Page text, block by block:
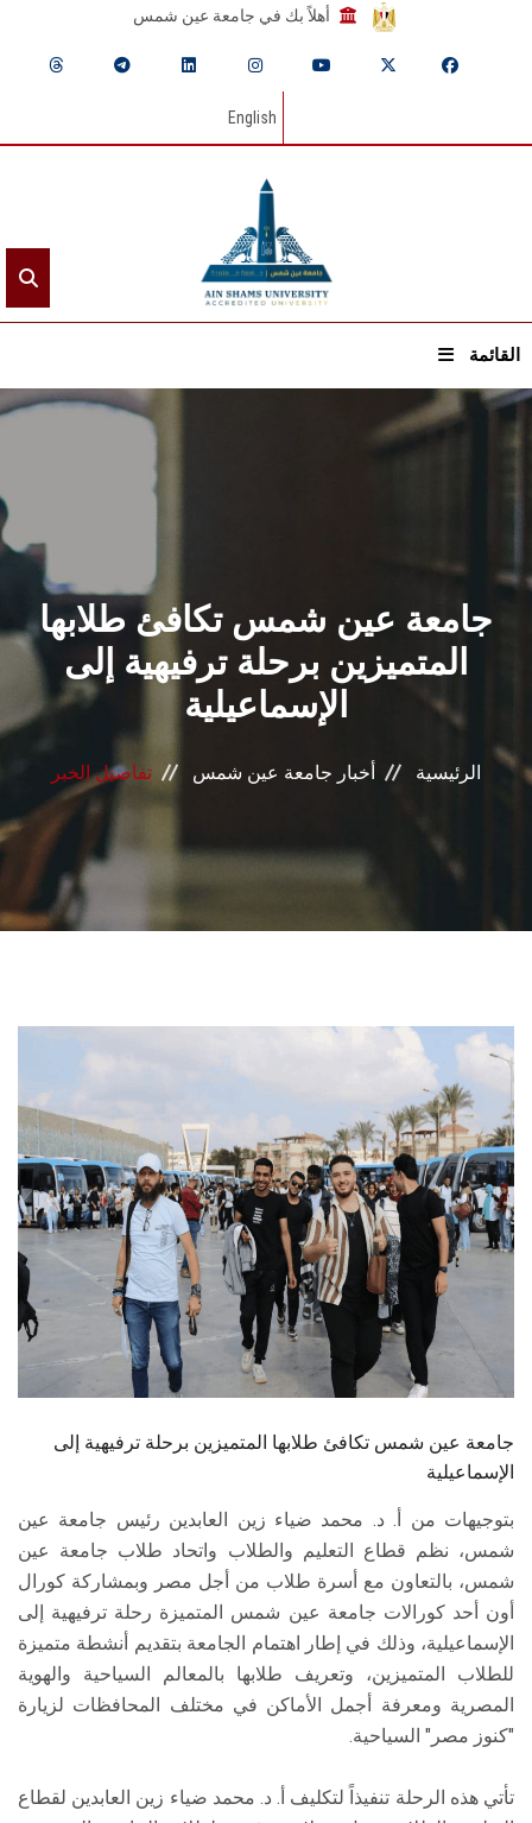
أهلاً بك في جامعة عين شمس
English
القائمة
الرئيسيـة
القطاعـات
الشئون الأكاديمية
البحث العلمي
المراكز والوحدات
الأنظمة الذكية
هيئة التدريس
الدراسات العليا
الخريجين
الموظفون
الزائـرون
جامعة عين شمس تكافئ طلابها
المتميزين برحلة ترفيهية إلى
الإسماعيلية
الرئيسية أخبار جامعة عين شمس تفاصيل الخبر
جامعة عين شمس تكافئ طلابها المتميزين برحلة ترفيهية إلى
الإسماعيلية
بتوجيهات من أ. د. محمد ضياء زين العابدين رئيس جامعة عين
شمس، نظم قطاع التعليم والطلاب واتحاد طلاب جامعة عين
شمس، بالتعاون مع أسرة طلاب من أجل مصر وبمشاركة كورال
أون أحد كورالات جامعة عين شمس المتميزة رحلة ترفيهية إلى
الإسماعيلية، وذلك في إطار اهتمام الجامعة بتقديم أنشطة متميزة
للطلاب المتميزين، وتعريف طلابها بالمعالم السياحية والهوية
المصرية ومعرفة أجمل الأماكن في مختلف المحافظات لزيارة
"كنوز مصر" السياحية.
تأتي هذه الرحلة تنفيذاً لتكليف أ. د. محمد ضياء زين العابدين لقطاع